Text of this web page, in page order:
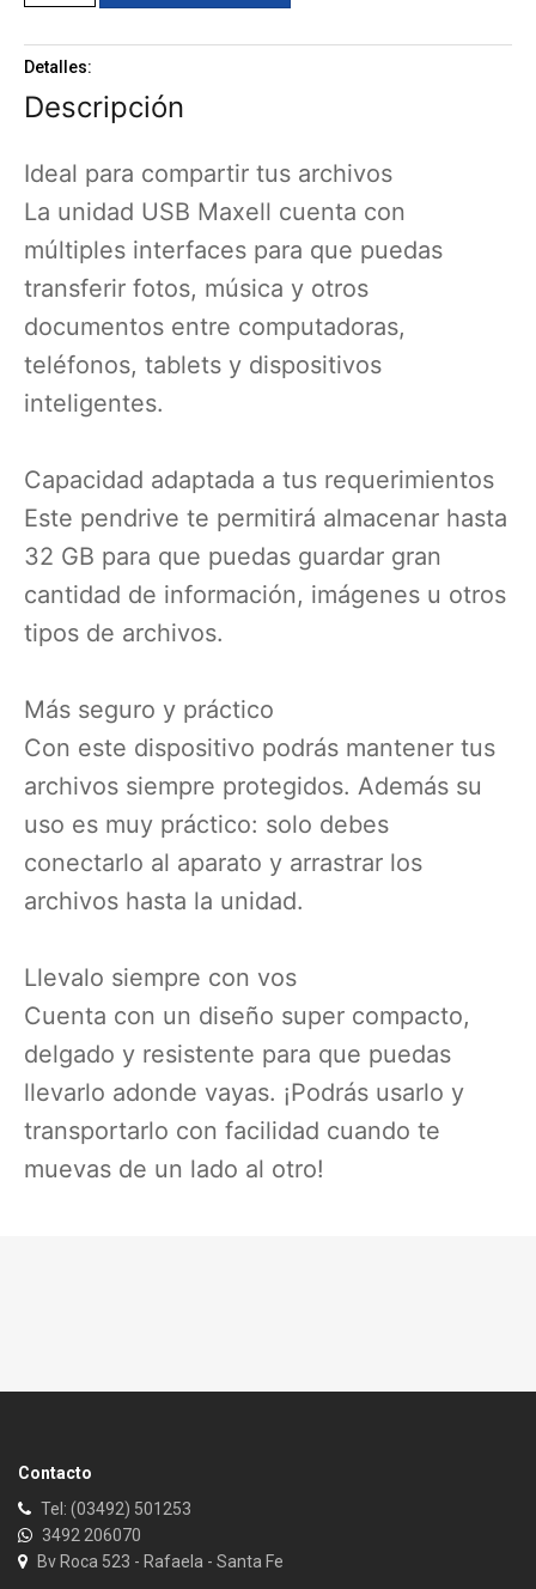
Detalles:
Descripción
Ideal para compartir tus archivos
La unidad USB Maxell cuenta con
múltiples interfaces para que puedas
transferir fotos, música y otros
documentos entre computadoras,
teléfonos, tablets y dispositivos
inteligentes.
Capacidad adaptada a tus requerimientos
Este pendrive te permitirá almacenar hasta
32 GB para que puedas guardar gran
cantidad de información, imágenes u otros
tipos de archivos.
Más seguro y práctico
Con este dispositivo podrás mantener tus
archivos siempre protegidos. Además su
uso es muy práctico: solo debes
conectarlo al aparato y arrastrar los
archivos hasta la unidad.
Llevalo siempre con vos
Cuenta con un diseño super compacto,
delgado y resistente para que puedas
llevarlo adonde vayas. ¡Podrás usarlo y
transportarlo con facilidad cuando te
muevas de un lado al otro!
Contacto
Tel: (03492) 501253
3492 206070
Bv Roca 523 - Rafaela - Santa Fe